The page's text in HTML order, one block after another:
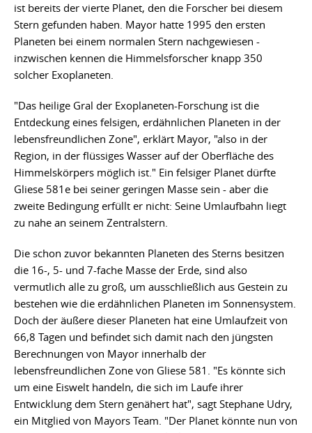
ist bereits der vierte Planet, den die Forscher bei diesem
Stern gefunden haben. Mayor hatte 1995 den ersten
Planeten bei einem normalen Stern nachgewiesen -
inzwischen kennen die Himmelsforscher knapp 350
solcher Exoplaneten.
"Das heilige Gral der Exoplaneten-Forschung ist die
Entdeckung eines felsigen, erdähnlichen Planeten in der
lebensfreundlichen Zone", erklärt Mayor, "also in der
Region, in der flüssiges Wasser auf der Oberfläche des
Himmelskörpers möglich ist." Ein felsiger Planet dürfte
Gliese 581e bei seiner geringen Masse sein - aber die
zweite Bedingung erfüllt er nicht: Seine Umlaufbahn liegt
zu nahe an seinem Zentralstern.
Die schon zuvor bekannten Planeten des Sterns besitzen
die 16-, 5- und 7-fache Masse der Erde, sind also
vermutlich alle zu groß, um ausschließlich aus Gestein zu
bestehen wie die erdähnlichen Planeten im Sonnensystem.
Doch der äußere dieser Planeten hat eine Umlaufzeit von
66,8 Tagen und befindet sich damit nach den jüngsten
Berechnungen von Mayor innerhalb der
lebensfreundlichen Zone von Gliese 581. "Es könnte sich
um eine Eiswelt handeln, die sich im Laufe ihrer
Entwicklung dem Stern genähert hat", sagt Stephane Udry,
ein Mitglied von Mayors Team. "Der Planet könnte nun von